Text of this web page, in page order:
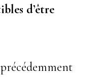
d’être